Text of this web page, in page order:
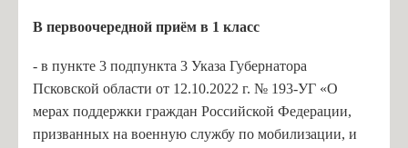
В первоочередной приём в 1 класс
- в пункте 3 подпункта 3 Указа Губернатора
Псковской области от 12.10.2022 г. № 193-УГ «О
мерах поддержки граждан Российской Федерации,
призванных на военную службу по мобилизации, и